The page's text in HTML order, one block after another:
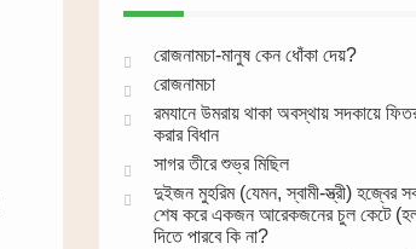
রোজনামচা-মানুষ কেন ধোঁকা দেয়?
রোজনামচা
রমযানে উমরায় থাকা অবস্থায় সদকায়ে
করার বিধান
সাগর তীরে শুভ্র মিছিল
দুইজন মুহরিম (যেমন, স্বামী-স্ত্রী) হজ্বের
শেষ করে একজন আরেকজনের চুল কেটে
দিতে পারবে কি না?